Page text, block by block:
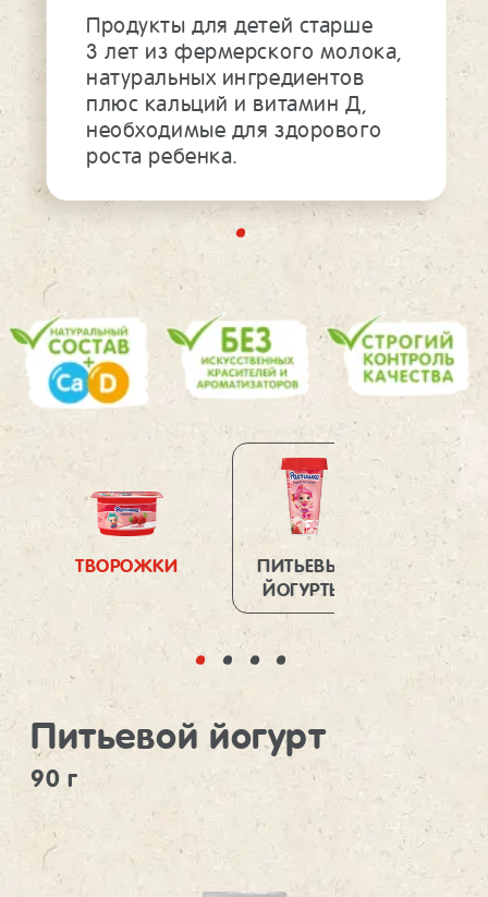
Продукты для детей старше
3 лет из фермерского молока,
натуральных ингредиентов
плюс кальций и витамин Д,
необходимые для здорового
роста ребенка.
ТВОРОЖКИ
ПИТЬЕВЫЕ
ЙОГУРТЫ
Питьевой йогурт
90 г